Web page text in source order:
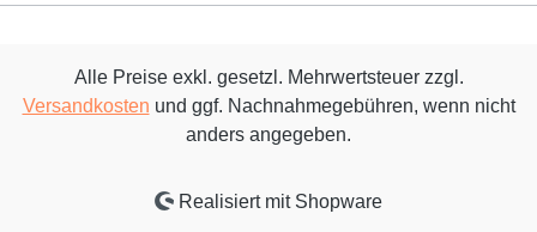
Alle Preise exkl. gesetzl. Mehrwertsteuer zzgl.
Versandkosten und ggf. Nachnahmegebühren, wenn nicht
anders angegeben.
Realisiert mit Shopware